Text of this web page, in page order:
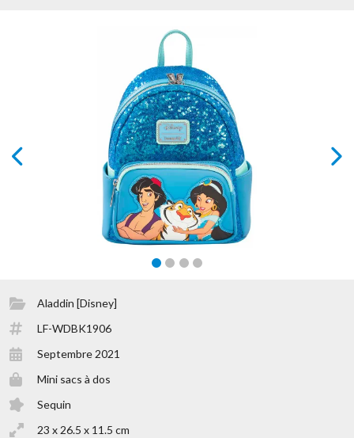
Aladdin [Disney]
LF-WDBK1906
Septembre 2021
Mini sacs à dos
Sequin
23 x 26.5 x 11.5 cm